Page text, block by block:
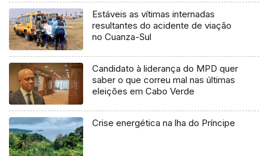
Estáveis as vítimas internadas
resultantes do acidente de viação
no Cuanza-Sul
Candidato à liderança do MPD quer
saber o que correu mal nas últimas
eleições em Cabo Verde
Crise energética na lha do Príncipe